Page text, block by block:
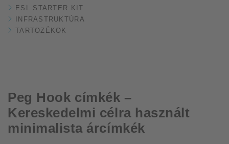
ESL STARTER KIT
INFRASTRUKTÚRA
TARTOZÉKOK
Peg Hook címkék –
Kereskedelmi célra használt
minimalista árcímkék